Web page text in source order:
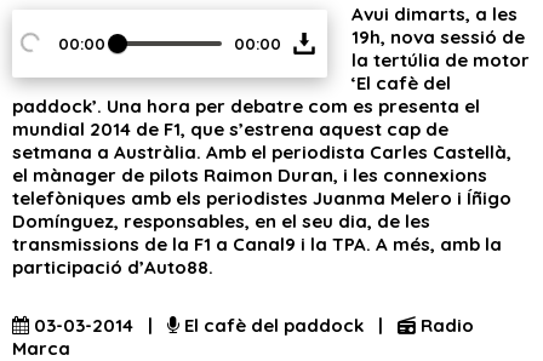
00:00 00:00
Avui dimarts, a les
19h, nova sessió de
la tertúlia de motor
‘El cafè del
paddock’. Una hora per debatre com es presenta el
mundial 2014 de F1, que s’estrena aquest cap de
setmana a Austràlia. Amb el periodista Carles Castellà,
el mànager de pilots Raimon Duran, i les connexions
telefòniques amb els periodistes Juanma Melero i Íñigo
Domínguez, responsables, en el seu dia, de les
transmissions de la F1 a Canal9 i la TPA. A més, amb la
participació d’Auto88.
03-03-2014 | El cafè del paddock |
Radio
Marca